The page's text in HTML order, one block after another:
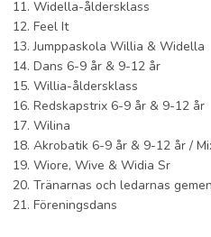
11. Widella-åldersklass
12. Feel It
13. Jumppaskola Willia & Widella
14. Dans 6-9 år & 9-12 år
15. Willia-åldersklass
16. Redskapstrix 6-9 år & 9-12 år
17. Wilina
18. Akrobatik 6-9 år & 9-12 år /
19. Wiore, Wive & Widia Sr
20. Tränarnas och ledarnas
21. Föreningsdans